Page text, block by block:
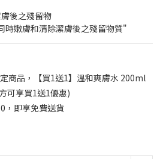
後之殘留物
時嫩膚和清除潔膚後之殘留物質"
商品，【買1送1】溫和爽膚水 200ml
可享買1送1優惠)
，即享免費送貨